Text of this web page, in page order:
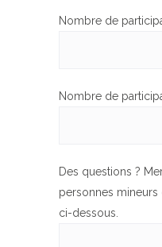
Nombre de
Nombre de
Des questions ?
personnes
ci-dessous.